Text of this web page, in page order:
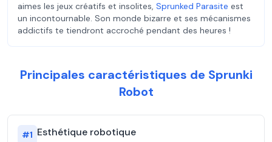
aimes les jeux créatifs et insolites, Sprunked Parasite est
un incontournable. Son monde bizarre et ses mécanismes
addictifs te tiendront accroché pendant des heures !
Principales caractéristiques de Sprunki
Robot
#1 Esthétique robotique